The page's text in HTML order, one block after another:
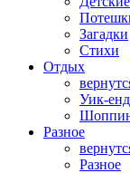
Загадки
Стихи
Отдых
Уик-енд
Разное
Разное